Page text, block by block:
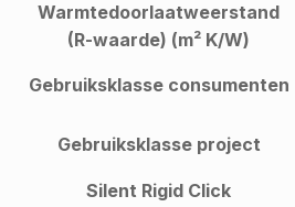
Warmtedoorlaatweerstand
(R-waarde) (m² K/W)
Gebruiksklasse consumenten
Gebruiksklasse project
Silent Rigid Click